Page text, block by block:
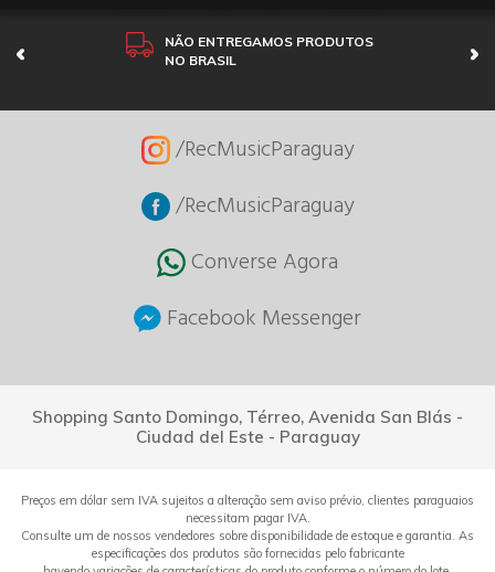
NÃO ENTREGAMOS PRODUTOS
NO BRASIL
/RecMusicParaguay
/RecMusicParaguay
Converse Agora
Facebook Messenger
Shopping Santo Domingo, Térreo, Avenida San Blás -
Ciudad del Este - Paraguay
Preços em dólar sem IVA sujeitos a alteração sem aviso prévio, clientes paraguaios
necessitam pagar IVA.
Consulte um de nossos vendedores sobre disponibilidade de estoque e garantia. As
especificações dos produtos são fornecidas pelo fabricante